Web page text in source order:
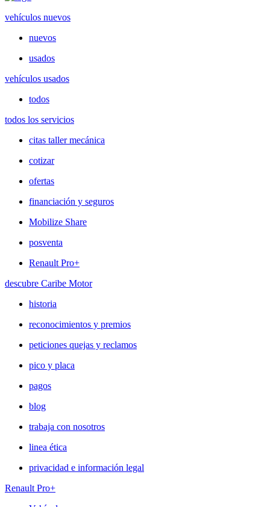
vehículos nuevos
nuevos
usados
vehículos usados
todos
todos los servicios
citas taller mecánica
cotizar
ofertas
financiación y seguros
Mobilize Share
posventa
Renault Pro+
descubre Caribe Motor
historia
reconocimientos y premios
peticiones quejas y reclamos
pico y placa
pagos
blog
trabaja con nosotros
linea ética
privacidad e información legal
Renault Pro+